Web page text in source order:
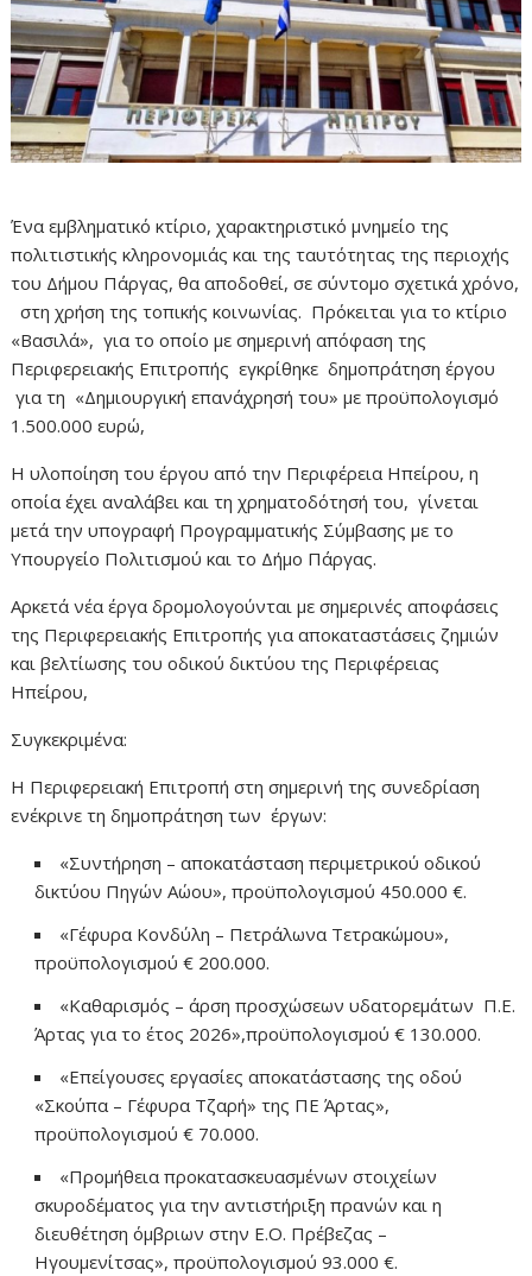
Ένα εμβληματικό κτίριο, χαρακτηριστικό μνημείο της
πολιτιστικής κληρονομιάς και της ταυτότητας της περιοχής
του Δήμου Πάργας, θα αποδοθεί, σε σύντομο σχετικά χρόνο,
στη χρήση της τοπικής κοινωνίας. Πρόκειται για το κτίριο
«Βασιλά», για το οποίο με σημερινή απόφαση της
Περιφερειακής Επιτροπής εγκρίθηκε δημοπράτηση έργου
για τη «Δημιουργική επανάχρησή του» με προϋπολογισμό
1.500.000 ευρώ,
Η υλοποίηση του έργου από την Περιφέρεια Ηπείρου, η
οποία έχει αναλάβει και τη χρηματοδότησή του, γίνεται
μετά την υπογραφή Προγραμματικής Σύμβασης με το
Υπουργείο Πολιτισμού και το Δήμο Πάργας.
Αρκετά νέα έργα δρομολογούνται με σημερινές αποφάσεις
της Περιφερειακής Επιτροπής για αποκαταστάσεις ζημιών
και βελτίωσης του οδικού δικτύου της Περιφέρειας
Ηπείρου,
Συγκεκριμένα:
Η Περιφερειακή Επιτροπή στη σημερινή της συνεδρίαση
ενέκρινε τη δημοπράτηση των έργων:
«Συντήρηση – αποκατάσταση περιμετρικού οδικού
δικτύου Πηγών Αώου», προϋπολογισμού 450.000 €.
«Γέφυρα Κονδύλη – Πετράλωνα Τετρακώμου»,
προϋπολογισμού € 200.000.
«Καθαρισμός – άρση προσχώσεων υδατορεμάτων Π.Ε.
Άρτας για το έτος 2026»,προϋπολογισμού € 130.000.
«Επείγουσες εργασίες αποκατάστασης της οδού
«Σκούπα – Γέφυρα Τζαρή» της ΠΕ Άρτας»,
προϋπολογισμού € 70.000.
«Προμήθεια προκατασκευασμένων στοιχείων
σκυροδέματος για την αντιστήριξη πρανών και η
διευθέτηση όμβριων στην Ε.Ο. Πρέβεζας –
Ηγουμενίτσας», προϋπολογισμού 93.000 €.